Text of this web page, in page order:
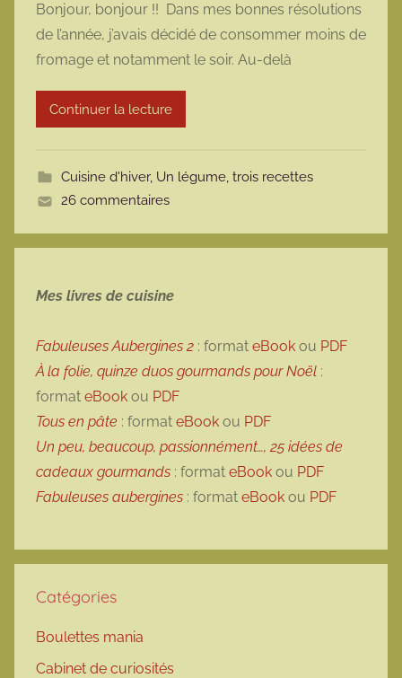
r
m
a
r
Bonjour, bonjour !! Dans mes bonnes résolutions
de l’année, j’avais décidé de consommer moins de
fromage et notamment le soir. Au-delà
Continuer la lecture
Cuisine d'hiver, Un légume, trois recettes
26 commentaires
Mes livres de cuisine
Fabuleuses Aubergines 2 : format eBook ou PDF
À la folie, quinze duos gourmands pour Noël :
format eBook ou PDF
Tous en pâte : format eBook ou PDF
Un peu, beaucoup, passionnément…, 25 idées de
cadeaux gourmands : format eBook ou PDF
Fabuleuses aubergines : format eBook ou PDF
Catégories
Boulettes mania
Cabinet de curiosités